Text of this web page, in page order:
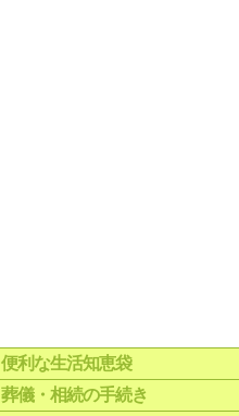
便利な生活知恵袋
葬儀・相続の手続き